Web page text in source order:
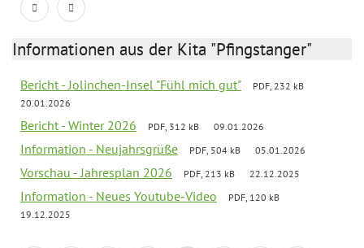
Informationen aus der Kita "Pfingstanger"
Bericht - Jolinchen-Insel "Fühl mich gut"
PDF, 232 kB
20.01.2026
Bericht - Winter 2026 PDF, 312 kB 09.01.2026
Information - Neujahrsgrüße PDF, 504 kB 05.01.2026
Vorschau - Jahresplan 2026 PDF, 213 kB 22.12.2025
Information - Neues Youtube-Video
PDF, 120 kB
19.12.2025